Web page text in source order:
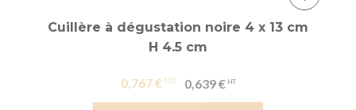
Cuillère à dégustation noire 4 x 13 cm
H 4.5 cm
0,767 € 0,639 €